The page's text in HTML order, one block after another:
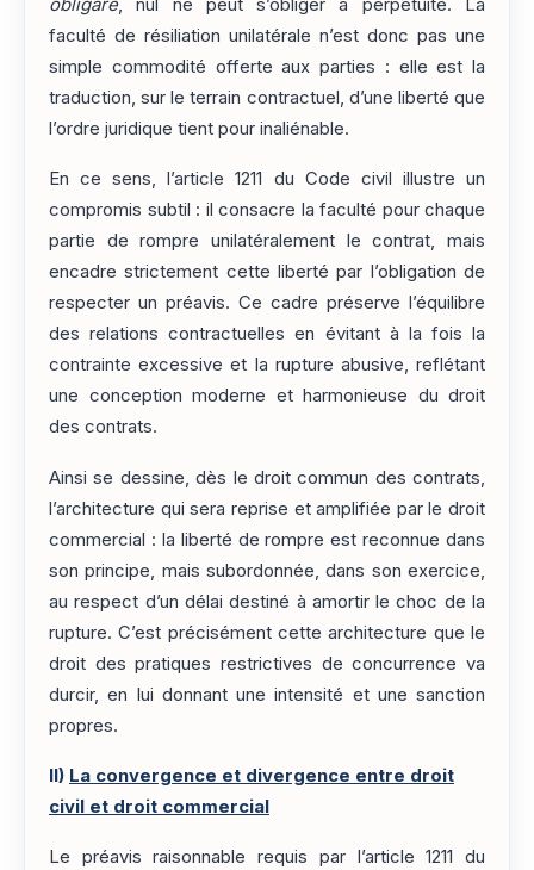
obligare, nul ne peut s’obliger à perpétuité. La
faculté de résiliation unilatérale n’est donc pas une
simple commodité offerte aux parties : elle est la
traduction, sur le terrain contractuel, d’une liberté que
l’ordre juridique tient pour inaliénable.
En ce sens, l’article 1211 du Code civil illustre un
compromis subtil : il consacre la faculté pour chaque
partie de rompre unilatéralement le contrat, mais
encadre strictement cette liberté par l’obligation de
respecter un préavis. Ce cadre préserve l’équilibre
des relations contractuelles en évitant à la fois la
contrainte excessive et la rupture abusive, reflétant
une conception moderne et harmonieuse du droit
des contrats.
Ainsi se dessine, dès le droit commun des contrats,
l’architecture qui sera reprise et amplifiée par le droit
commercial : la liberté de rompre est reconnue dans
son principe, mais subordonnée, dans son exercice,
au respect d’un délai destiné à amortir le choc de la
rupture. C’est précisément cette architecture que le
droit des pratiques restrictives de concurrence va
durcir, en lui donnant une intensité et une sanction
propres.
II) La convergence et divergence entre droit
civil et droit commercial
Le préavis raisonnable requis par l’article 1211 du